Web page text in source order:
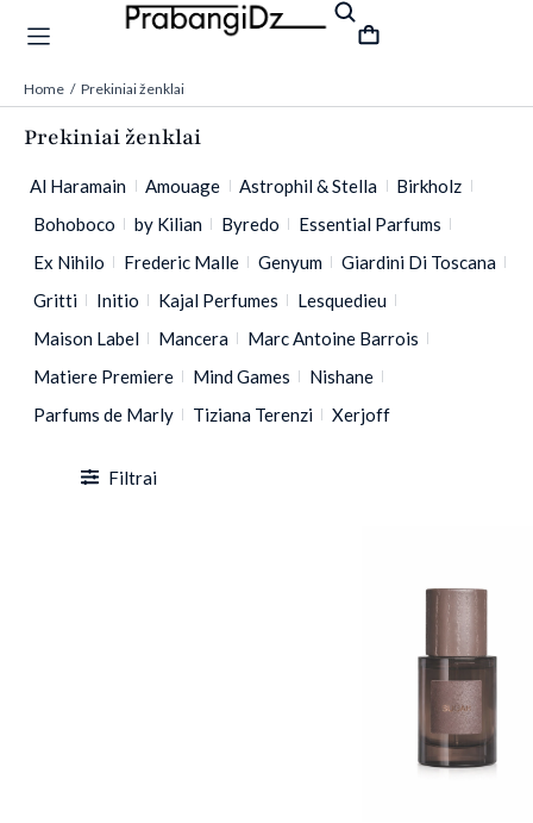
You are here:
Home Prekiniai ženklai
Prekiniai ženklai
Al Haramain Amouage Astrophil & Stella
Birkholz
Bohoboco
by Kilian Byredo
Essential Parfums
Ex Nihilo
Frederic Malle Genyum
Giardini Di Toscana
Gritti
Initio Kajal Perfumes
Lesquedieu
Maison Label
Mancera
Marc Antoine Barrois
Matiere Premiere
Mind Games
Nishane
Parfums de Marly
Tiziana Terenzi Xerjoff
Filtrai